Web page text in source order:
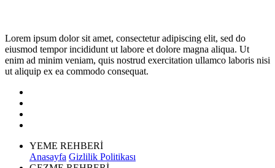
Lorem ipsum dolor sit amet, consectetur adipiscing elit, sed do
eiusmod tempor incididunt ut labore et dolore magna aliqua. Ut
enim ad minim veniam, quis nostrud exercitation ullamco laboris nisi
ut aliquip ex ea commodo consequat.
YEME REHBERİ
Anasayfa Gizlilik Politikası